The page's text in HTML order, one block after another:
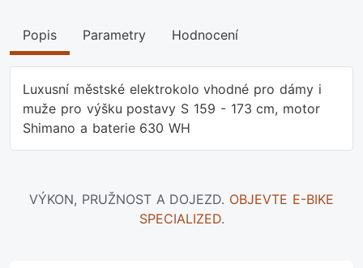
Popis Parametry Hodnocení
Luxusní městské elektrokolo vhodné pro dámy i
muže pro výšku postavy S 159 - 173 cm, motor
Shimano a baterie 630 WH
VÝKON, PRUŽNOST A DOJEZD. OBJEVTE E-BIKE
SPECIALIZED.